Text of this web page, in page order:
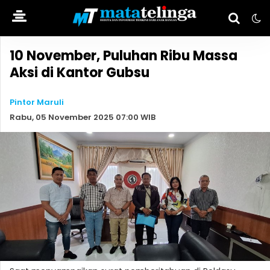
10 November, Puluhan Ribu Massa
Aksi di Kantor Gubsu
Pintor Maruli
Rabu, 05 November 2025 07:00 WIB